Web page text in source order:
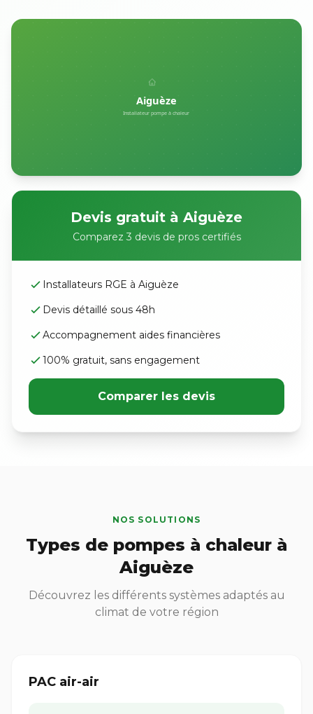
Devis gratuit à Aiguèze
Comparez 3 devis de pros certifiés
Installateurs RGE à Aiguèze
Devis détaillé sous 48h
Accompagnement aides financières
100% gratuit, sans engagement
Comparer les devis
NOS SOLUTIONS
Types de pompes à chaleur à
Aiguèze
Découvrez les différents systèmes adaptés au
climat de votre région
PAC air-air